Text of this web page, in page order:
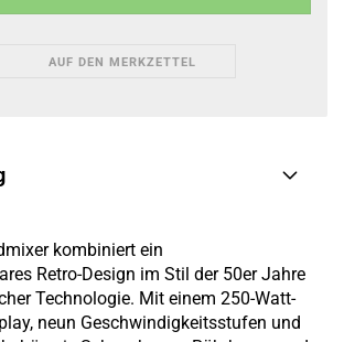
AUF DEN MERKZETTEL
kombiniert ein
Retro-Design im Stil der 50er Jahre
Technologie. Mit einem 250-Watt-
neun Geschwindigkeitsstufen und